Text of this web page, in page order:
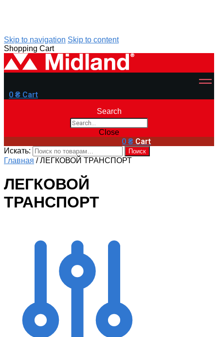
Skip to navigation Skip to content
Shopping Cart
0 ₴ Cart
Search
Close
0₴ Cart
Искать: Поиск
Главная /ЛЕГКОВОЙ ТРАНСПОРТ
ЛЕГКОВОЙ
ТРАНСПОРТ